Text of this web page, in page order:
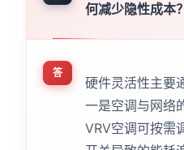
何减少隐性成本？
答
硬件灵活性主要
一是空调与网络
VRV空调可按需